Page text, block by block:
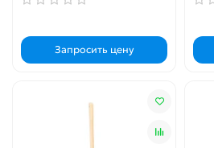
Запросить цену